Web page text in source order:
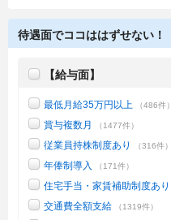
待遇面でココははずせない！
【給与面】
最低月給35万円以上 （486件）
賞与複数月 （1477件）
従業員持株制度あり （316件）
年俸制導入 （171件）
住宅手当・家賃補助制度あり
交通費全額支給 （1319件）